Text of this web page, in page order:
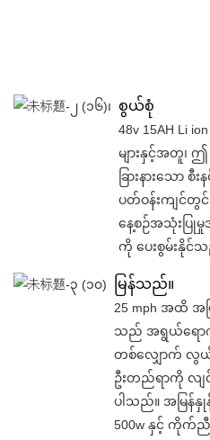
စွယ်စုံ
48v 15AH Li
များနှင့်အတူ၊
ခြားနားသော စီ
ပတ်ဝန်းကျင်တွ
နေ့စဉ်အသုံးပြု
ကို ပေးစွမ်းနိုင်
မြန်သည်။
25 mph အထိ အ
သည် အရွယ်ရောက်ပ
တစ်လျှောက် လွယ်
ဦးတည်ရာကို လျ
ပါသည်။ အမြန်နှု
500w နှင့် ကိုက်